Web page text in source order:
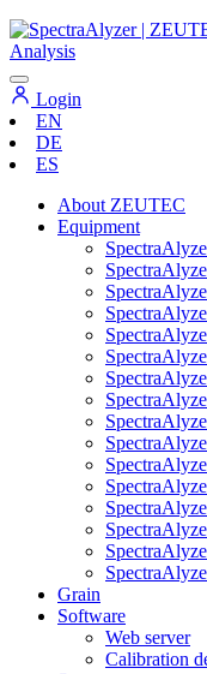
Login
EN
DE
ES
About ZEUTEC
Equipment
Grain
Software
Web server
Calibration